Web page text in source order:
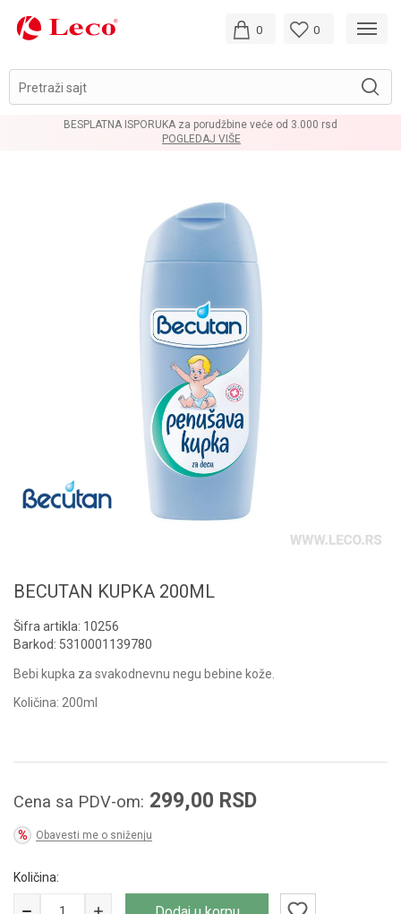
Pretraži sajt
0 0
BESPLATNA ISPORUKA za porudžbine veće od 3.000 rsd
POGLEDAJ VIŠE
BECUTAN KUPKA 200ML
Šifra artikla: 10256
Barkod: 5310001139780
Bebi kupka za svakodnevnu negu bebine kože.
Količina: 200ml
Cena sa PDV-om: 299,00 RSD
Obavesti me o sniženju
Količina: